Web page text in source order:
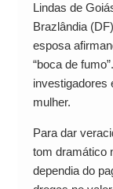
Lindas de
Brazlândia
esposa
“boca de
investigadores
mulher.
Para dar
tom dramático
dependia do